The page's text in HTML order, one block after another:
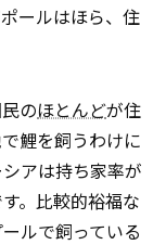
ールはほら、住
のほとんどが住
鯉を飼うわけに
アは持ち家率が
。比較的裕福な
ルで飼っている